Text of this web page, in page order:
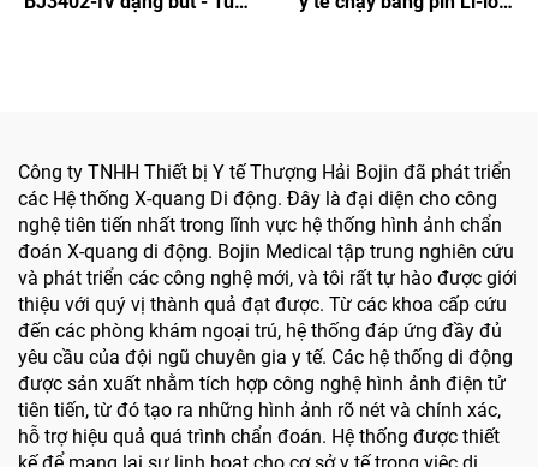
Công ty TNHH Thiết bị Y tế Thượng Hải Bojin đã phát triển
các Hệ thống X-quang Di động. Đây là đại diện cho công
nghệ tiên tiến nhất trong lĩnh vực hệ thống hình ảnh chẩn
đoán X-quang di động. Bojin Medical tập trung nghiên cứu
và phát triển các công nghệ mới, và tôi rất tự hào được giới
thiệu với quý vị thành quả đạt được. Từ các khoa cấp cứu
đến các phòng khám ngoại trú, hệ thống đáp ứng đầy đủ
yêu cầu của đội ngũ chuyên gia y tế. Các hệ thống di động
được sản xuất nhằm tích hợp công nghệ hình ảnh điện tử
tiên tiến, từ đó tạo ra những hình ảnh rõ nét và chính xác,
hỗ trợ hiệu quả quá trình chẩn đoán. Hệ thống được thiết